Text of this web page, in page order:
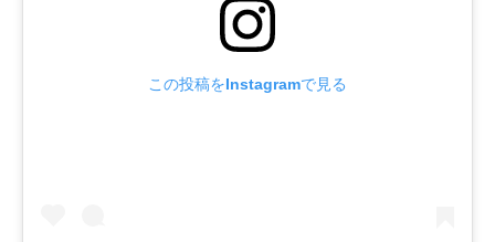
この投稿をInstagramで見る